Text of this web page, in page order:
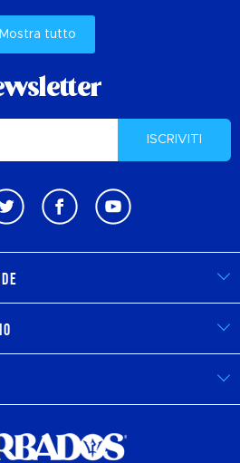
Mostra tutto
ISCRIVITI